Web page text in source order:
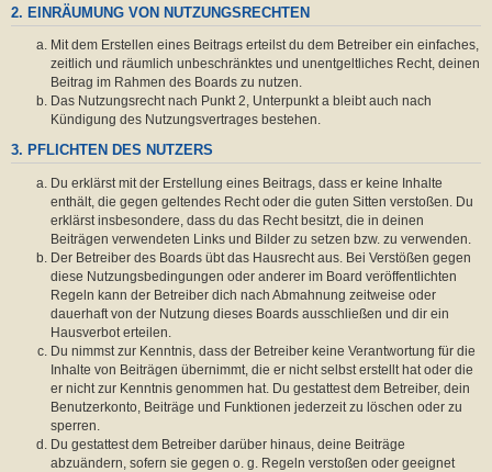
2. EINRÄUMUNG VON NUTZUNGSRECHTEN
Mit dem Erstellen eines Beitrags erteilst du dem Betreiber ein einfaches,
zeitlich und räumlich unbeschränktes und unentgeltliches Recht, deinen
Beitrag im Rahmen des Boards zu nutzen.
Das Nutzungsrecht nach Punkt 2, Unterpunkt a bleibt auch nach
Kündigung des Nutzungsvertrages bestehen.
3. PFLICHTEN DES NUTZERS
Du erklärst mit der Erstellung eines Beitrags, dass er keine Inhalte
enthält, die gegen geltendes Recht oder die guten Sitten verstoßen. Du
erklärst insbesondere, dass du das Recht besitzt, die in deinen
Beiträgen verwendeten Links und Bilder zu setzen bzw. zu verwenden.
Der Betreiber des Boards übt das Hausrecht aus. Bei Verstößen gegen
diese Nutzungsbedingungen oder anderer im Board veröffentlichten
Regeln kann der Betreiber dich nach Abmahnung zeitweise oder
dauerhaft von der Nutzung dieses Boards ausschließen und dir ein
Hausverbot erteilen.
Du nimmst zur Kenntnis, dass der Betreiber keine Verantwortung für die
Inhalte von Beiträgen übernimmt, die er nicht selbst erstellt hat oder die
er nicht zur Kenntnis genommen hat. Du gestattest dem Betreiber, dein
Benutzerkonto, Beiträge und Funktionen jederzeit zu löschen oder zu
sperren.
Du gestattest dem Betreiber darüber hinaus, deine Beiträge
abzuändern, sofern sie gegen o. g. Regeln verstoßen oder geeignet